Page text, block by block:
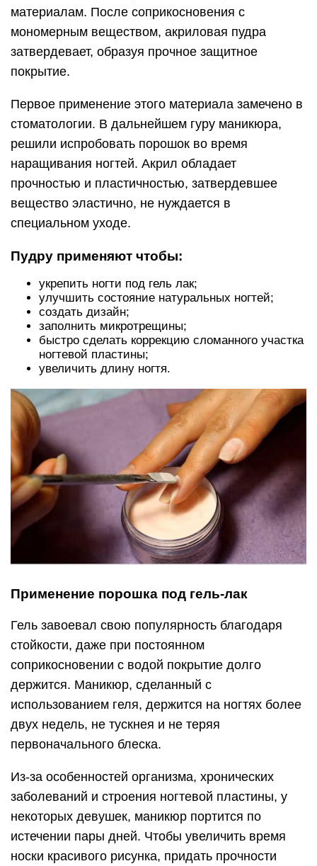
материалам. После соприкосновения с
мономерным веществом, акриловая пудра
затвердевает, образуя прочное защитное
покрытие.
Первое применение этого материала замечено в
стоматологии. В дальнейшем гуру маникюра,
решили испробовать порошок во время
наращивания ногтей. Акрил обладает
прочностью и пластичностью, затвердевшее
вещество эластично, не нуждается в
специальном уходе.
Пудру применяют чтобы:
укрепить ногти под гель лак;
улучшить состояние натуральных ногтей;
создать дизайн;
заполнить микротрещины;
быстро сделать коррекцию сломанного участка
ногтевой пластины;
увеличить длину ногтя.
Применение порошка под гель-лак
Гель завоевал свою популярность благодаря
стойкости, даже при постоянном
соприкосновении с водой покрытие долго
держится. Маникюр, сделанный с
использованием геля, держится на ногтях более
двух недель, не тускнея и не теряя
первоначального блеска.
Из-за особенностей организма, хронических
заболеваний и строения ногтевой пластины, у
некоторых девушек, маникюр портится по
истечении пары дней. Чтобы увеличить время
носки красивого рисунка, придать прочности